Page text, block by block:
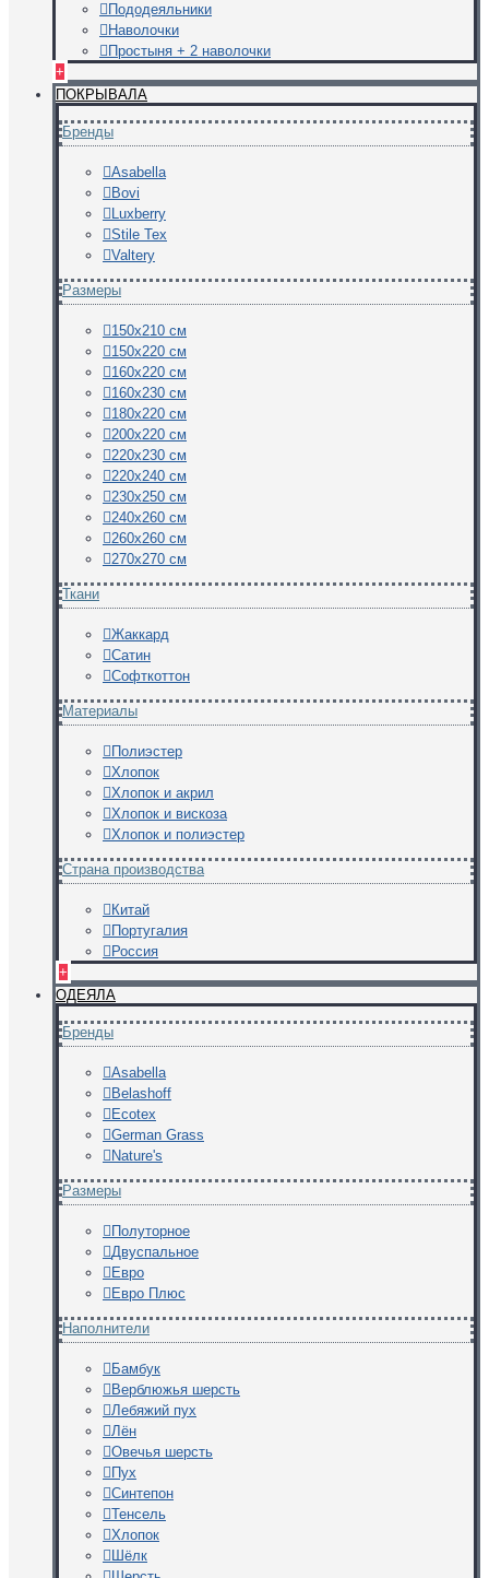
Пододеяльники
Наволочки
Простыня + 2 наволочки
+
ПОКРЫВАЛА
Бренды
Asabella
Bovi
Luxberry
Stile Tex
Valtery
Размеры
150х210 см
150х220 см
160х220 см
160х230 см
180х220 см
200х220 см
220х230 см
220х240 см
230х250 см
240х260 см
260х260 см
270х270 см
Ткани
Жаккард
Сатин
Софткоттон
Материалы
Полиэстер
Хлопок
Хлопок и акрил
Хлопок и вискоза
Хлопок и полиэстер
Страна производства
Китай
Португалия
Россия
+
ОДЕЯЛА
Бренды
Asabella
Belashoff
Ecotex
German Grass
Nature's
Размеры
Полуторное
Двуспальное
Евро
Евро Плюс
Наполнители
Бамбук
Верблюжья шерсть
Лебяжий пух
Лён
Овечья шерсть
Пух
Синтепон
Тенсель
Хлопок
Шёлк